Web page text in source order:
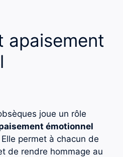
apaisement
joue un rôle
émotionnel
permet à chacun de
de rendre hommage au